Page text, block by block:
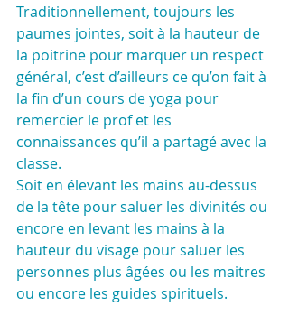
Traditionnellement, toujours les
paumes jointes, soit à la hauteur de
la poitrine pour marquer un respect
général, c’est d’ailleurs ce qu’on fait à
la fin d’un cours de yoga pour
remercier le prof et les
connaissances qu’il a partagé avec la
classe.
Soit en élevant les mains au-dessus
de la tête pour saluer les divinités ou
encore en levant les mains à la
hauteur du visage pour saluer les
personnes plus âgées ou les maitres
ou encore les guides spirituels.